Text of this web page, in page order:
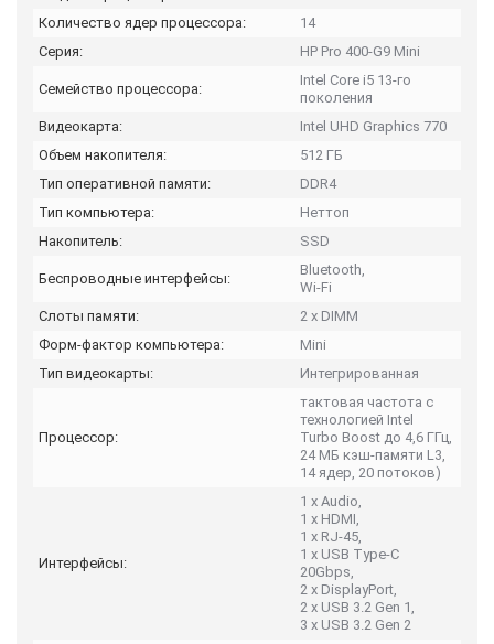
Количество ядер процессора:
14
Серия:
HP Pro 400-G9 Mini
Семейство процессора:
Intel Core i5 13-го
поколения
Видеокарта:
Intel UHD Graphics 770
Объем накопителя:
512 ГБ
Тип оперативной памяти:
DDR4
Тип компьютера:
Неттоп
Накопитель:
SSD
Беспроводные интерфейсы:
Bluetooth,
Wi-Fi
Слоты памяти:
2 х DIMM
Форм-фактор компьютера:
Mini
Тип видеокарты:
Интегрированная
Процессор:
тактовая частота с
технологией Intel
Turbo Boost до 4,6 ГГц,
24 МБ кэш-памяти L3,
14 ядер, 20 потоков)
Интерфейсы:
1 x Audio,
1 x HDMI,
1 x RJ-45,
1 x USB Type-C
20Gbps,
2 х DisplayPort,
2 х USB 3.2 Gen 1,
3 х USB 3.2 Gen 2